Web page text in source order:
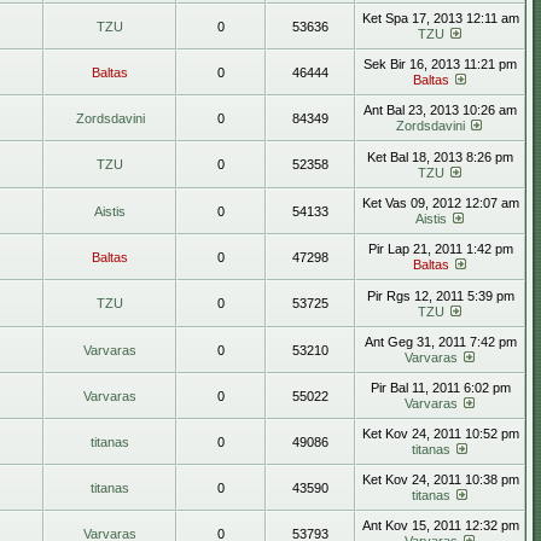
TZU 0 53636
Ket Spa 17, 2013 12:11 am
TZU
Baltas 0 46444
Sek Bir 16, 2013 11:21 pm
Baltas
Zordsdavini 0 84349
Ant Bal 23, 2013 10:26 am
Zordsdavini
TZU 0 52358
Ket Bal 18, 2013 8:26 pm
TZU
Aistis 0 54133
Ket Vas 09, 2012 12:07 am
Aistis
Baltas 0 47298
Pir Lap 21, 2011 1:42 pm
Baltas
TZU 0 53725
Pir Rgs 12, 2011 5:39 pm
TZU
Varvaras 0 53210
Ant Geg 31, 2011 7:42 pm
Varvaras
Varvaras 0 55022
Pir Bal 11, 2011 6:02 pm
Varvaras
titanas 0 49086
Ket Kov 24, 2011 10:52 pm
titanas
titanas 0 43590
Ket Kov 24, 2011 10:38 pm
titanas
Varvaras 0 53793
Ant Kov 15, 2011 12:32 pm